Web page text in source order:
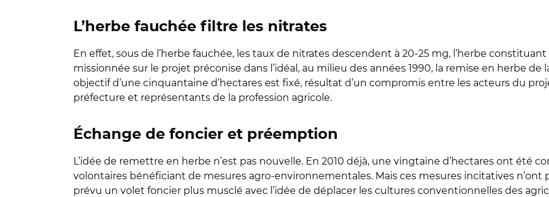
L’herbe fauchée filtre les nitrates
En effet, sous de l’herbe fauchée, les taux de nitrates descendent à 20-25 mg, l’herbe
missionnée sur le projet préconise dans l’idéal, au milieu des années 1990, la remise en herbe
objectif d’une cinquantaine d’hectares est fixé, résultat d’un compromis entre les acteurs du
préfecture et représentants de la profession agricole.
Échange de foncier et préemption
L’idée de remettre en herbe n’est pas nouvelle. En 2010 déjà, une vingtaine d’hectares ont été
volontaires bénéficiant de mesures agro-environnementales. Mais ces mesures incitatives n’ont
prévu un volet foncier plus musclé avec l’idée de déplacer les cultures conventionnelles des